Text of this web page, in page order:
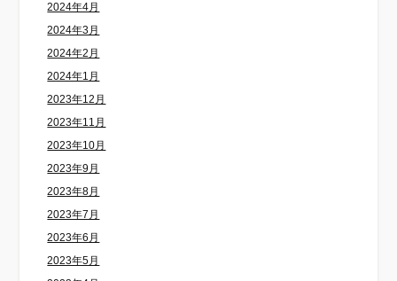
2024年4月
2024年3月
2024年2月
2024年1月
2023年12月
2023年11月
2023年10月
2023年9月
2023年8月
2023年7月
2023年6月
2023年5月